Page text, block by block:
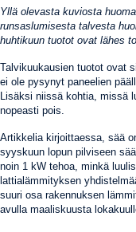
Yllä olevasta kuviosta
runsaslumisesta talvesta
huhtikuun tuotot ovat lähes
Talvikuukausien tuotot ovat
ei ole pysynyt paneelien
Lisäksi niissä kohtia, missä
nopeasti pois.
Artikkelia kirjoittaessa, sää
syyskuun lopun pilviseen
noin 1 kW tehoa, minkä
lattialämmityksen
suuri osa rakennuksen
avulla maaliskuusta